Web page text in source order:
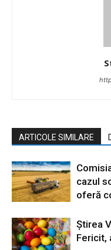
ARTICOLE SIMILARE
cazul
oferă
Știrea
Fericit,